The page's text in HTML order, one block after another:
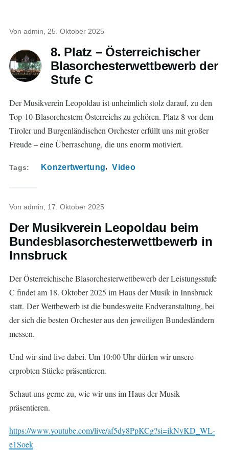
Von admin , 25. Oktober 2025
8. Platz – Österreichischer
Blasorchesterwettbewerb der
Stufe C
Der Musikverein Leopoldau ist unheimlich stolz darauf, zu den
Top-10-Blasorchestern Österreichs zu gehören. Platz 8 vor dem
Tiroler und Burgenländischen Orchester erfüllt uns mit großer
Freude – eine Überraschung, die uns enorm motiviert.
Tags Konzertwertung Video
Von admin , 17. Oktober 2025
Der Musikverein Leopoldau beim
Bundesblasorchesterwettbewerb in
Innsbruck
Der Österreichische Blasorchesterwettbewerb der Leistungsstufe
C findet am 18. Oktober 2025 im Haus der Musik in Innsbruck
statt. Der Wettbewerb ist die bundesweite Endveranstaltung, bei
der sich die besten Orchester aus den jeweiligen Bundesländern
messen.
Und wir sind live dabei. Um 10:00 Uhr dürfen wir unsere
erprobten Stücke präsentieren.
Schaut uns gerne zu, wie wir uns im Haus der Musik
präsentieren.
https://www.youtube.com/live/af5dy8PpKCg?si=ikNyKD_WL-
e1Soek